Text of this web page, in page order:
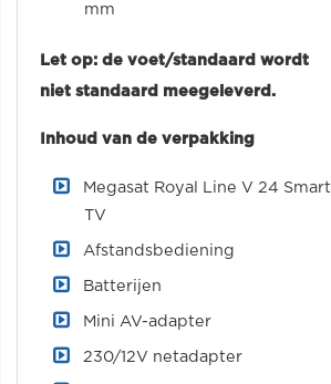
mm
Let op: de voet/standaard wordt
niet standaard meegeleverd.
Inhoud van de verpakking
Megasat Royal Line V 24 Smart
TV
Afstandsbediening
Batterijen
Mini AV-adapter
230/12V netadapter